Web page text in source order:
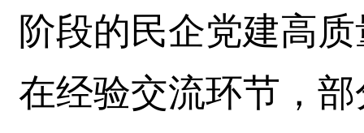
阶段的民企党建高
在经验交流环节，